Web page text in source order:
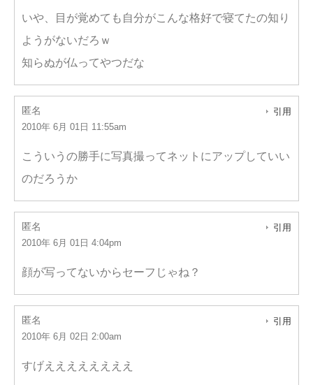
いや、目が覚めても自分がこんな格好で寝てたの知り
ようがないだろｗ
知らぬが仏ってやつだな
匿名
2010年 6月 01日 11:55am
引用
こういうの勝手に写真撮ってネットにアップしていい
のだろうか
匿名
2010年 6月 01日 4:04pm
引用
顔が写ってないからセーフじゃね？
匿名
2010年 6月 02日 2:00am
引用
すげええええええええ